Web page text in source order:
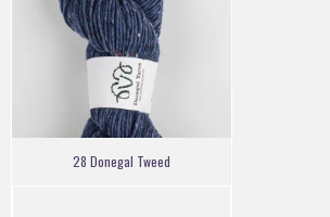
28 Donegal Tweed